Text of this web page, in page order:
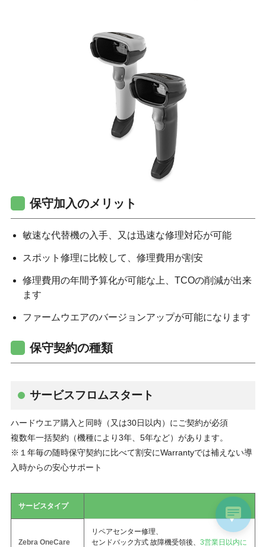
保守加入のメリット
敏速な代替機の入手、又は迅速な修理対応が可能
スポット修理に比較して、修理費用が割安
修理費用の年間予算化が可能な上、TCOの削減が出来
ます
ファームウエアのバージョンアップが可能になります
保守契約の種類
サービスフロムスタート
ハードウエア購入と同時（又は30日以内）にご契約が必須
複数年一括契約（機種により3年、5年など）があります。
※１年毎の随時保守契約に比べて割安にWarrantyでは補えない導
入時からの安心サポート
サービスタイプ
Zebra OneCare
リペアセンター修理、
センドバック方式 故障機受領後、 3営業日以内に